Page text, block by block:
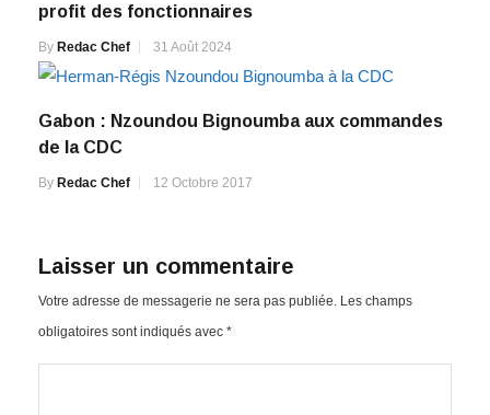
profit des fonctionnaires
By Redac Chef 31 Août 2024
Gabon : Nzoundou Bignoumba aux commandes
de la CDC
By Redac Chef 12 Octobre 2017
Laisser un commentaire
Votre adresse de messagerie ne sera pas publiée. Les champs
obligatoires sont indiqués avec *